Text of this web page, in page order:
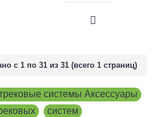
с 1 по 31 из 31 (всего 1 страниц)
системы Аксессуары
систем